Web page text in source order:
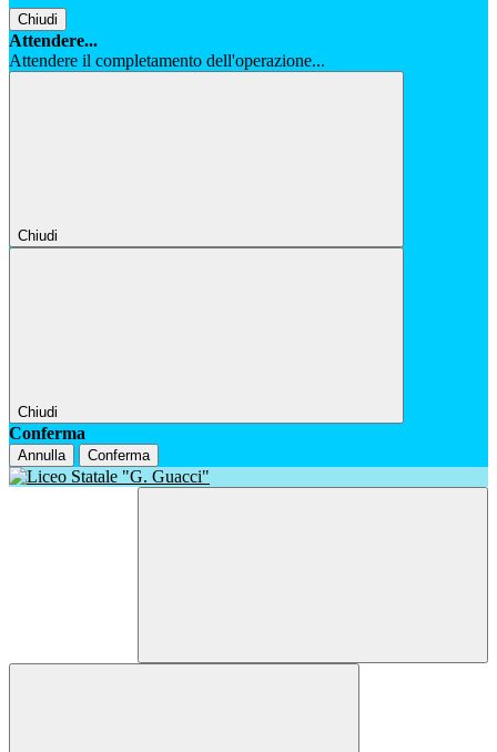
Chiudi
Attendere...
Attendere il completamento dell'operazione...
Chiudi
Chiudi
Conferma
Annulla Conferma